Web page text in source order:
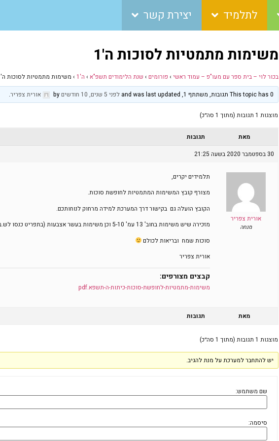
לתלמיד יצירת קשר
משימות מתמטיות לסוכות ה'1
בכור לוי – בית ספר עם מעו"פ – עמוד ראשי › פורומים › שנת הלימודים תשפ"א › ה'1 › משימות מתמטיות לסוכות ה'1
This topic has 0 תגובות, משתתף 1, and was last updated
לפני 5 שנים, 10 חודשים אורית צפריר.
מוצגות 1 תגובות (מתוך 1 סה״כ)
מאת
תגובות
30 בספטמבר 2020 בשעה 21:25
אורית צפריר
מנחה
תלמידים יקרים,
מצורף קובץ המשימות המתמטיות לחופשת סוכות.
הקובץ הועלה גם בקישור דרך המערכת למידה מרחוק לנוחותכם.
מזכירה שיש משימות בחוב' 13 עמ' 5-10 וכן משימות בעשר אצבעות (בתפריט כנסו לש.ב).
סוכות שמח ובריאות לכולם
אורית צפריר
קבצים מצורפים:
משימות-מתמטיות-לחופשת-סוכות-כיתות-ה-תשפא.pdf
מאת תגובות
מוצגות 1 תגובות (מתוך 1 סה״כ)
יש להתחבר למערכת על מנת להגיב.
שם משתמש:
סיסמה: